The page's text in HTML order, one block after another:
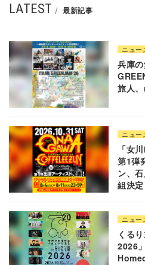
LATEST 最新記事
ニュー
兵庫
旅人
ニュー
「女
第1弾
ン、
組決定
ニュー
くる
2026